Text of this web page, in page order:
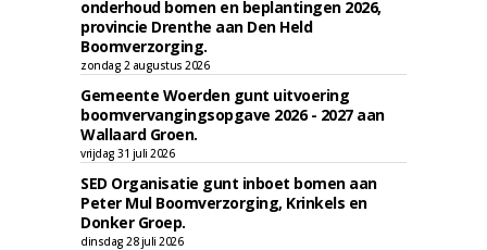
onderhoud bomen en beplantingen 2026,
provincie Drenthe aan Den Held
Boomverzorging.
zondag 2 augustus 2026
Gemeente Woerden gunt uitvoering
boomvervangingsopgave 2026 - 2027 aan
Wallaard Groen.
vrijdag 31 juli 2026
SED Organisatie gunt inboet bomen aan
Peter Mul Boomverzorging, Krinkels en
Donker Groep.
dinsdag 28 juli 2026